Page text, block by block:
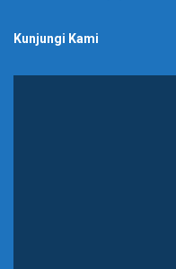
Kunjungi Kami